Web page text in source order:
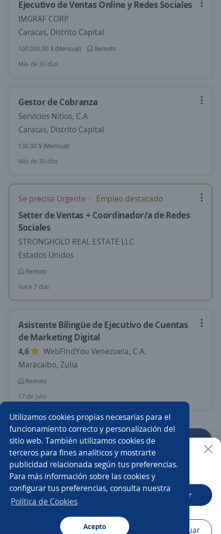
Utilizamos cookies propias necesarias para el
funcionamiento correcto y personalización del
sitio web. También utilizamos cookies de
terceros para fines analíticos y mostrarte
publicidad relacionada según tus preferencias.
Para más información sobre las cookies y
configurar tus preferencias, consulta nuestra
Política de Cookies
Acepto
Ejecutivo de Ventas Online y Redes Sociales
IMGRAF CORP
Caracas, Distrito Capital
100.000,00 $ (Mensual)
Remoto
Más de 30 días
Gestor de Cobranza
Servicios Nitios, C.A
Caracas, Distrito Capital
130,00 $ (Mensual)
Más de 30 días
Se precisa Urgente Empleo destacado
Setter de Ventas + Coordinador/a de Redes
Sociales
STRONGHOLD REAL ESTATE LLC
Estados Unidos
Remoto
Hace 7 días
Asistente Bilingüe de Ejecutivo de Cuentas
de Marketing Digital
4,6
WebFindYou Venezuela, C.A.
Maracaibo, Zulia
Remoto
17 de julio
Anterior Siguiente
Nuevas ofertas de empleo
Empleos similares
Community manager
Buscar es más fácil en la app
CT App Abrir
Navegador Continuar